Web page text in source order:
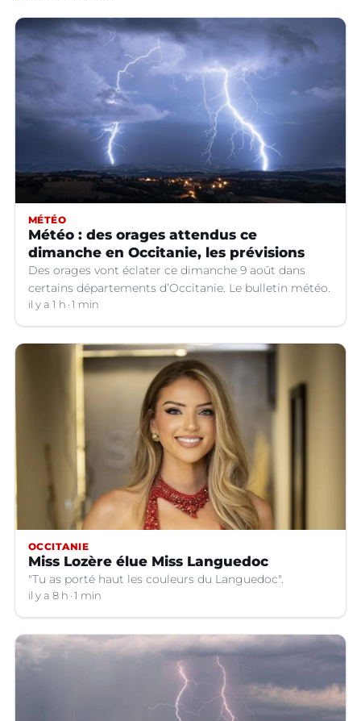
MÉTÉO
Météo : des orages attendus ce
dimanche en Occitanie, les prévisions
Des orages vont éclater ce dimanche 9 août dans
certains départements d’Occitanie. Le bulletin météo.
il y a 1 h 1 min
OCCITANIE
Miss Lozère élue Miss Languedoc
"Tu as porté haut les couleurs du Languedoc".
il y a 8 h 1 min